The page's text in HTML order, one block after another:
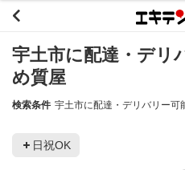
宇土市に配達・デリ
め質屋
検索条件 宇土市に配達・デリバリー可
日祝OK